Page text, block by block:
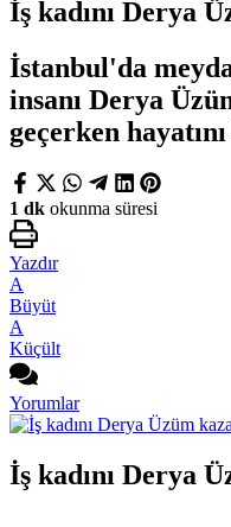
İş kadını Derya
İstanbul'da
insanı Derya
geçerken
1 dk okunma süresi
Yazdır
A
Büyüt
A
Küçült
Yorumlar
İş kadını Derya